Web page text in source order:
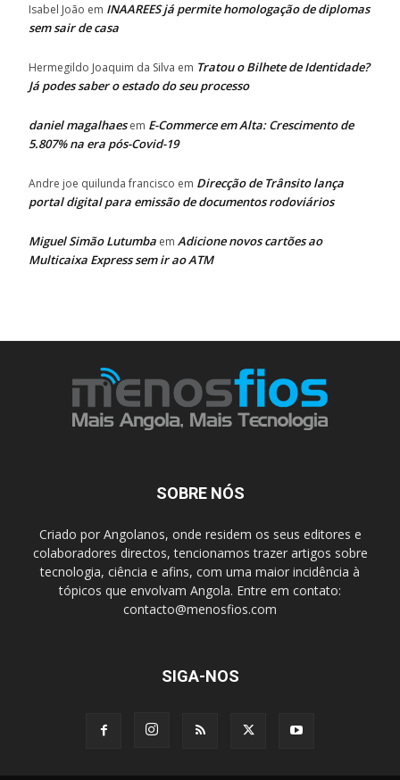
Isabel João em INAAREES já permite homologação de diplomas
sem sair de casa
Hermegildo Joaquim da Silva em Tratou o Bilhete de Identidade?
Já podes saber o estado do seu processo
daniel magalhaesem E-Commerce em Alta: Crescimento de
5.807% na era pós-Covid-19
Andre joe quilunda francisco em Direcção de Trânsito lança
portal digital para emissão de documentos rodoviários
Miguel Simão Lutumba em Adicione novos cartões ao
Multicaixa Express sem ir ao ATM
SOBRE NÓS
Criado por Angolanos, onde residem os seus editores e
colaboradores directos, tencionamos trazer artigos sobre
tecnologia, ciência e afins, com uma maior incidência à
tópicos que envolvam Angola. Entre em contato:
contacto@menosfios.com
SIGA-NOS